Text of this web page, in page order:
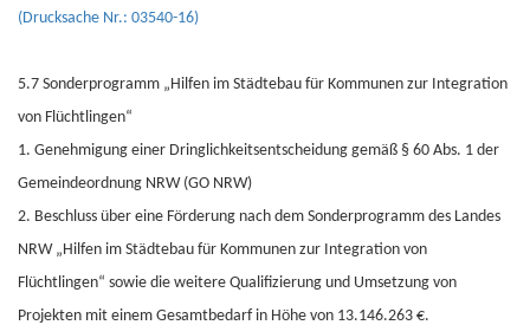
(Drucksache Nr.: 03540-16)
5.7 Sonderprogramm „Hilfen im Städtebau für Kommunen zur Integration
von Flüchtlingen“
1. Genehmigung einer Dringlichkeitsentscheidung gemäß § 60 Abs. 1 der
Gemeindeordnung NRW (GO NRW)
2. Beschluss über eine Förderung nach dem Sonderprogramm des Landes
NRW „Hilfen im Städtebau für Kommunen zur Integration von
Flüchtlingen“ sowie die weitere Qualifizierung und Umsetzung von
Projekten mit einem Gesamtbedarf in Höhe von 13.146.263 €.